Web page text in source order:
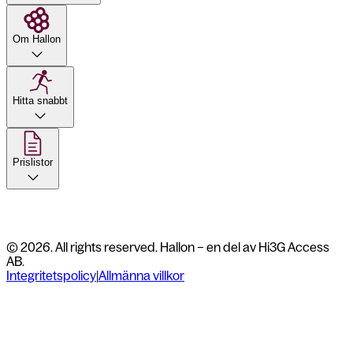
Om Hallon
Hitta snabbt
Prislistor
© 2026. All rights reserved. Hallon – en del av Hi3G Access
AB.
Integritetspolicy|Allmänna villkor